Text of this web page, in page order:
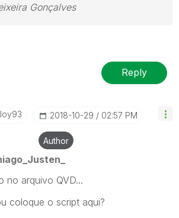
Gonçalves
Reply
‎2018-10-29 02:57 PM
Author
no arquivo QVD...
coloque o script aqui?